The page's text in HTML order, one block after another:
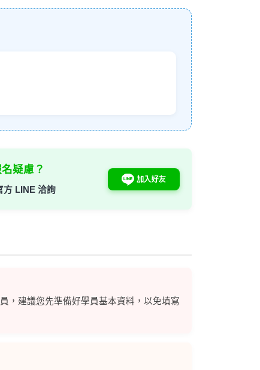
疑慮？
方 LINE 洽詢
，建議您先準備好學員基本資料，以免填寫